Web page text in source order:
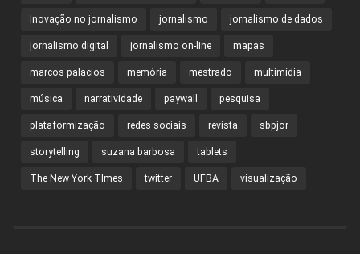
Inovação no jornalismo jornalismo jornalismo de dados
jornalismo digital jornalismo on-line mapas
marcos palacios memória mestrado multimídia
música narratividade paywall pesquisa
plataformização redes sociais revista sbpjor
storytelling suzana barbosa tablets
The New York TImes twitter UFBA visualização